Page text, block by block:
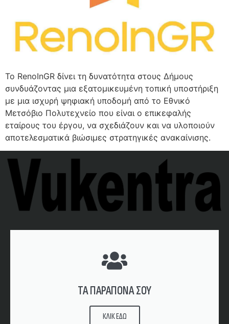
Το RenoInGR δίνει τη δυνατότητα στους Δήμους
συνδυάζοντας μια εξατομικευμένη τοπική υποστήριξη
με μια ισχυρή ψηφιακή υποδομή από το Εθνικό
Μετσόβιο Πολυτεχνείο που είναι ο επικεφαλής
εταίρους του έργου, να σχεδιάζουν και να υλοποιούν
αποτελεσματικά βιώσιμες στρατηγικές ανακαίνισης.
ΤΑ ΠΑΡΑΠΟΝΑ ΣΟΥ
ΚΛΙΚ ΕΔΩ